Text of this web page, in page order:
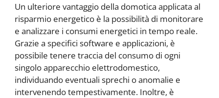
Un ulteriore vantaggio della domotica applicata al
risparmio energetico è la possibilità di monitorare
e analizzare i consumi energetici in tempo reale.
Grazie a specifici software e applicazioni, è
possibile tenere traccia del consumo di ogni
singolo apparecchio elettrodomestico,
individuando eventuali sprechi o anomalie e
intervenendo tempestivamente. Inoltre, è